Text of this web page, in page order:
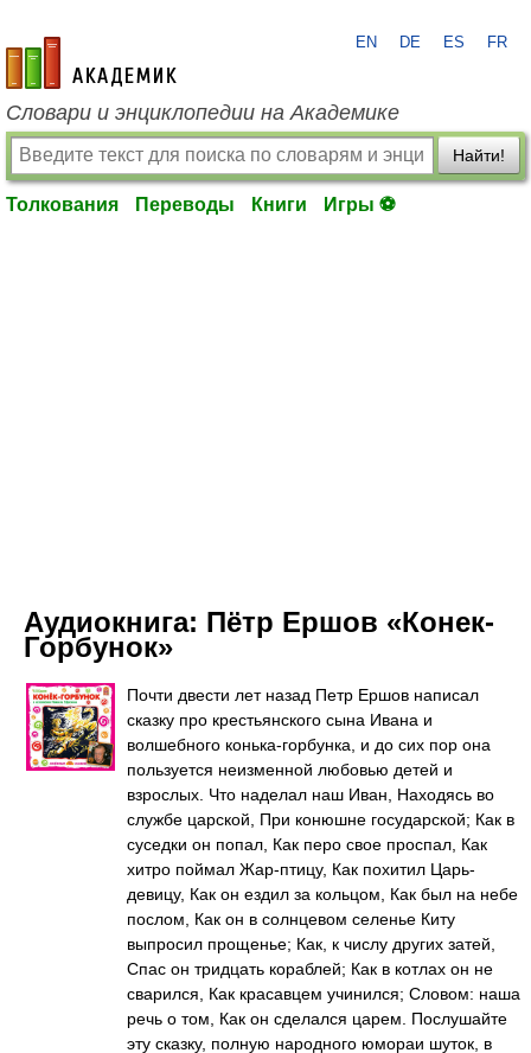
academic.ru
EN DE ES FR
Словари и энциклопедии на Академике
Найти!
Толкования Переводы Книги Игры ⚽
Аудиокнига: Пётр Ершов «Конек-
Горбунок»
Почти двести лет назад Петр Ершов написал
сказку про крестьянского сына Ивана и
волшебного конька-горбунка, и до сих пор она
пользуется неизменной любовью детей и
взрослых. Что наделал наш Иван, Находясь во
службе царской, При конюшне государской; Как в
суседки он попал, Как перо свое проспал, Как
хитро поймал Жар-птицу, Как похитил Царь-
девицу, Как он ездил за кольцом, Как был на небе
послом, Как он в солнцевом селенье Киту
выпросил прощенье; Как, к числу других затей,
Спас он тридцать кораблей; Как в котлах он не
сварился, Как красавцем учинился; Словом: наша
речь о том, Как он сделался царем. Послушайте
эту сказку, полную народного юмораи шуток, в